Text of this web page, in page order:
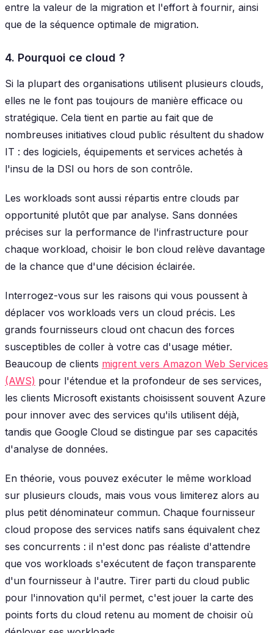
entre la valeur de la migration et l'effort à fournir, ainsi
que de la séquence optimale de migration.
4. Pourquoi ce cloud ?
Si la plupart des organisations utilisent plusieurs clouds,
elles ne le font pas toujours de manière efficace ou
stratégique. Cela tient en partie au fait que de
nombreuses initiatives cloud public résultent du shadow
IT : des logiciels, équipements et services achetés à
l'insu de la DSI ou hors de son contrôle.
Les workloads sont aussi répartis entre clouds par
opportunité plutôt que par analyse. Sans données
précises sur la performance de l'infrastructure pour
chaque workload, choisir le bon cloud relève davantage
de la chance que d'une décision éclairée.
Interrogez-vous sur les raisons qui vous poussent à
déplacer vos workloads vers un cloud précis. Les
grands fournisseurs cloud ont chacun des forces
susceptibles de coller à votre cas d'usage métier.
Beaucoup de clients migrent vers Amazon Web Services
(AWS) pour l'étendue et la profondeur de ses services,
les clients Microsoft existants choisissent souvent Azure
pour innover avec des services qu'ils utilisent déjà,
tandis que Google Cloud se distingue par ses capacités
d'analyse de données.
En théorie, vous pouvez exécuter le même workload
sur plusieurs clouds, mais vous vous limiterez alors au
plus petit dénominateur commun. Chaque fournisseur
cloud propose des services natifs sans équivalent chez
ses concurrents : il n'est donc pas réaliste d'attendre
que vos workloads s'exécutent de façon transparente
d'un fournisseur à l'autre. Tirer parti du cloud public
pour l'innovation qu'il permet, c'est jouer la carte des
points forts du cloud retenu au moment de choisir où